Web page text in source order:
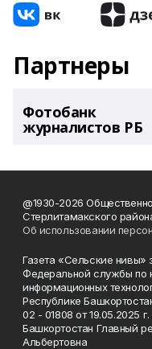
Партнеры
Фотобанк
журналистов РБ
@1930-2026
Стерлитамакского
Об использовании
Газета «Сельские нивы»
Федеральной службы по
информационных
Республике
02 - 01808 от 19.05.2025 г.
Башкортостан Главный
Альбертовна